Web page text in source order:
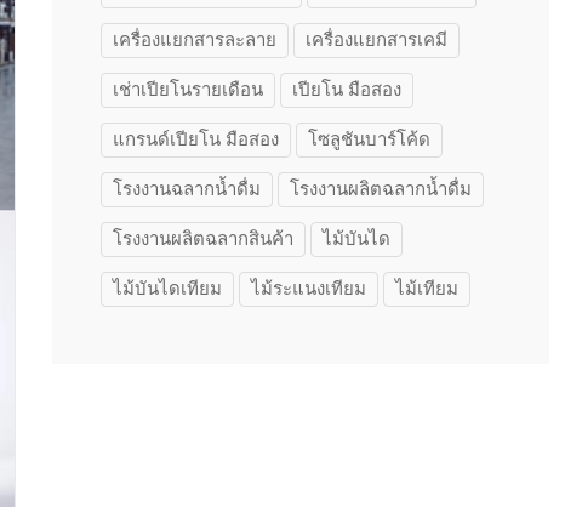
เครื่องแยกสารละลาย เครื่องแยกสารเคมี
เช่าเปียโนรายเดือน เปียโน มือสอง
แกรนด์เปียโน มือสอง โซลูชันบาร์โค้ด
โรงงานฉลากน้ำดื่ม โรงงานผลิตฉลากน้ำดื่ม
โรงงานผลิตฉลากสินค้า ไม้บันได
ไม้บันไดเทียม ไม้ระแนงเทียม ไม้เทียม